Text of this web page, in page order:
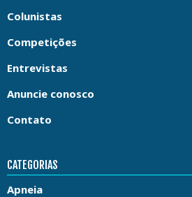
Colunistas
Competições
Entrevistas
Anuncie conosco
Contato
CATEGORIAS
Apneia